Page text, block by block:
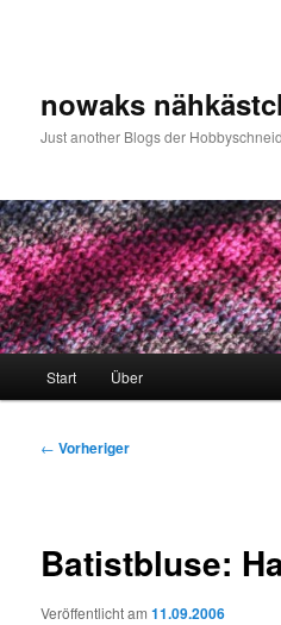
nowaks
Just another Blogs der
Start Über
Beitragsnavigation
← Vorheriger
Batistbluse:
Veröffentlicht am11.09.2006